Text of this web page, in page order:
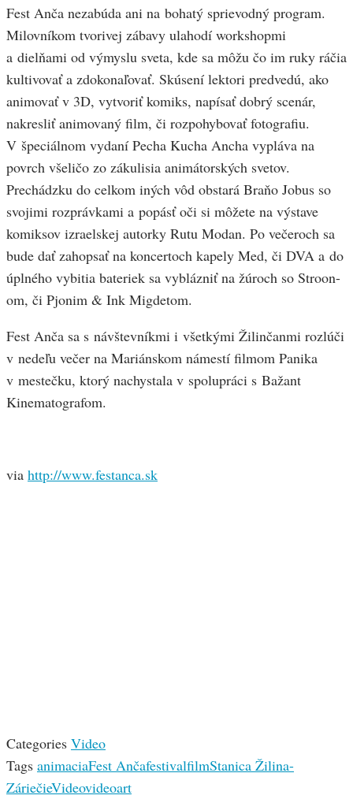
Fest Anča nezabúda ani na bohatý sprievodný program.
Milovníkom tvorivej zábavy ulahodí workshopmi
a dielňami od výmyslu sveta, kde sa môžu čo im ruky ráčia
kultivovať a zdokonaľovať. Skúsení lektori predvedú, ako
animovať v 3D, vytvoriť komiks, napísať dobrý scenár,
nakresliť animovaný film, či rozpohybovať fotografiu.
V špeciálnom vydaní Pecha Kucha Ancha vypláva na
povrch všeličo zo zákulisia animátorských svetov.
Prechádzku do celkom iných vôd obstará Braňo Jobus so
svojimi rozprávkami a popásť oči si môžete na výstave
komiksov izraelskej autorky Rutu Modan. Po večeroch sa
bude dať zahopsať na koncertoch kapely Med, či DVA a do
úplného vybitia bateriek sa vyblázniť na žúroch so Stroon-
om, či Pjonim & Ink Migdetom.
Fest Anča sa s návštevníkmi i všetkými Žilinčanmi rozlúči
v nedeľu večer na Mariánskom námestí filmom Panika
v mestečku, ktorý nachystala v spolupráci s Bažant
Kinematografom.
via http://www.festanca.sk
Categories Video
Tags animaciaFest AnčafestivalfilmStanica Žilina-
ZáriečieVideovideoart